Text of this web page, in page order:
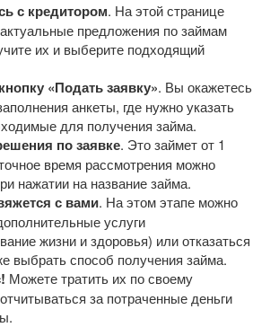
с кредитором. На этой странице
предложения по займам
их и выберите подходящий
«Подать заявку». Вы окажетесь
анкеты, где нужно указать
для получения займа.
по заявке. Это займет от 1
время рассмотрения можно
нажатии на название займа.
с вами. На этом этапе можно
услуги
жизни и здоровья) или отказаться
выбрать способ получения займа.
Можете тратить их по своему
за потраченные деньги